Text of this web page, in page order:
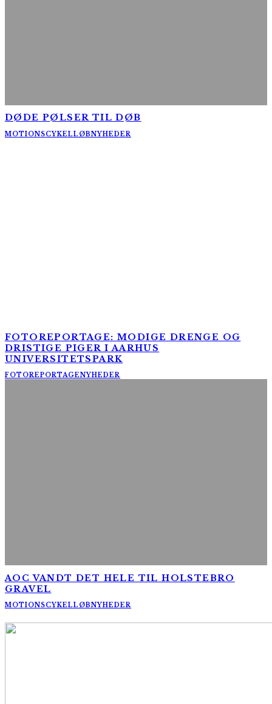
DØDE PØLSER TIL DØB
MOTIONSCYKELLØBNYHEDER
FOTOREPORTAGE: MODIGE DRENGE OG
DRISTIGE PIGER I AARHUS
UNIVERSITETSPARK
FOTOREPORTAGENYHEDER
AOC VANDT DET HELE TIL HOLSTEBRO
GRAVEL
MOTIONSCYKELLØBNYHEDER